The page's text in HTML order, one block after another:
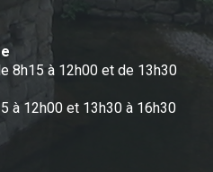
8h15 à 12h00 et de 13h30
à 12h00 et 13h30 à 16h30